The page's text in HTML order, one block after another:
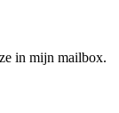
in mijn mailbox.